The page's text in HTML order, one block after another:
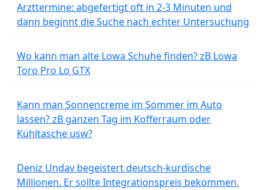
Arzttermine: abgefertigt oft in 2-3 Minuten und
dann beginnt die Suche nach echter Untersuchung
Wo kann man alte Lowa Schuhe finden? zB Lowa
Toro Pro Lo GTX
Kann man Sonnencreme im Sommer im Auto
lassen? zB ganzen Tag im Kofferraum oder
Kühltasche usw?
Deniz Undav begeistert deutsch-kurdische
Millionen. Er sollte Integrationspreis bekommen.